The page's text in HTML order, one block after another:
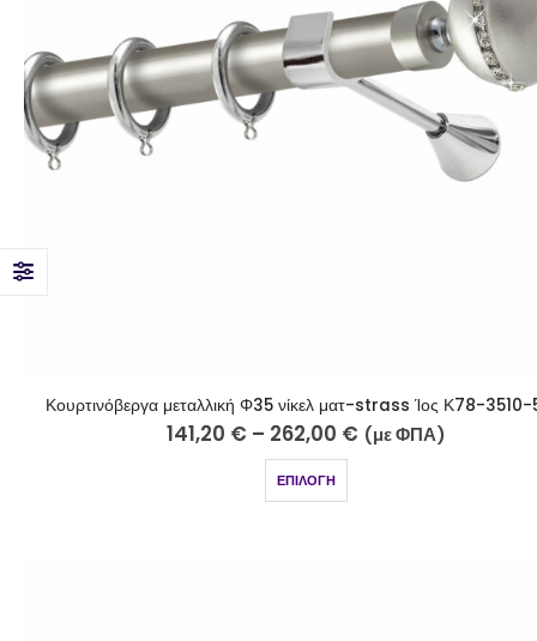
Κουρτινόβεργα μεταλλική Φ35 νίκελ ματ-strass Ίος Κ78-
141,20 € – 262,00 € (με ΦΠΑ)
ΕΠΙΛΟΓΉ